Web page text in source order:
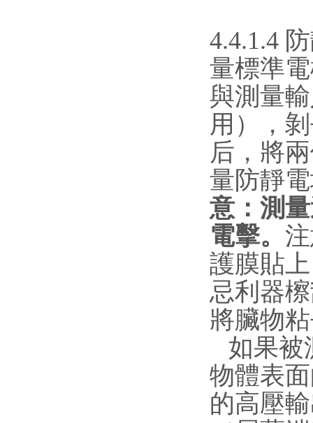
4.4.1.4
量標準
與測量
用），
后，將
量防靜
意：測
電擊。
護膜貼
忌利器
將臟物
如果被
物體表
的高壓